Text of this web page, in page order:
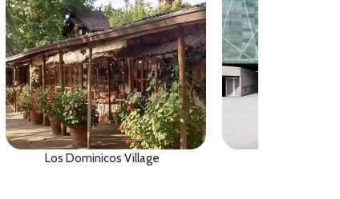
Los Dominicos Village